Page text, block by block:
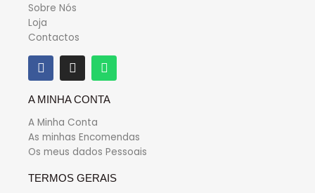
Sobre Nós
Loja
Contactos
A MINHA CONTA
A Minha Conta
As minhas Encomendas
Os meus dados Pessoais
TERMOS GERAIS